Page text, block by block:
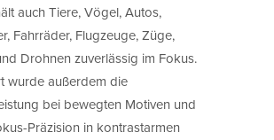
auch Tiere, Vögel, Autos,
Fahrräder, Flugzeuge, Züge,
Drohnen zuverlässig im Fokus.
wurde außerdem die
bei bewegten Motiven und
Präzision in kontrastarmen